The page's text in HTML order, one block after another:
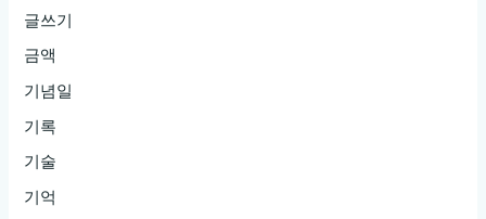
글쓰기
금액
기념일
기록
기술
기억